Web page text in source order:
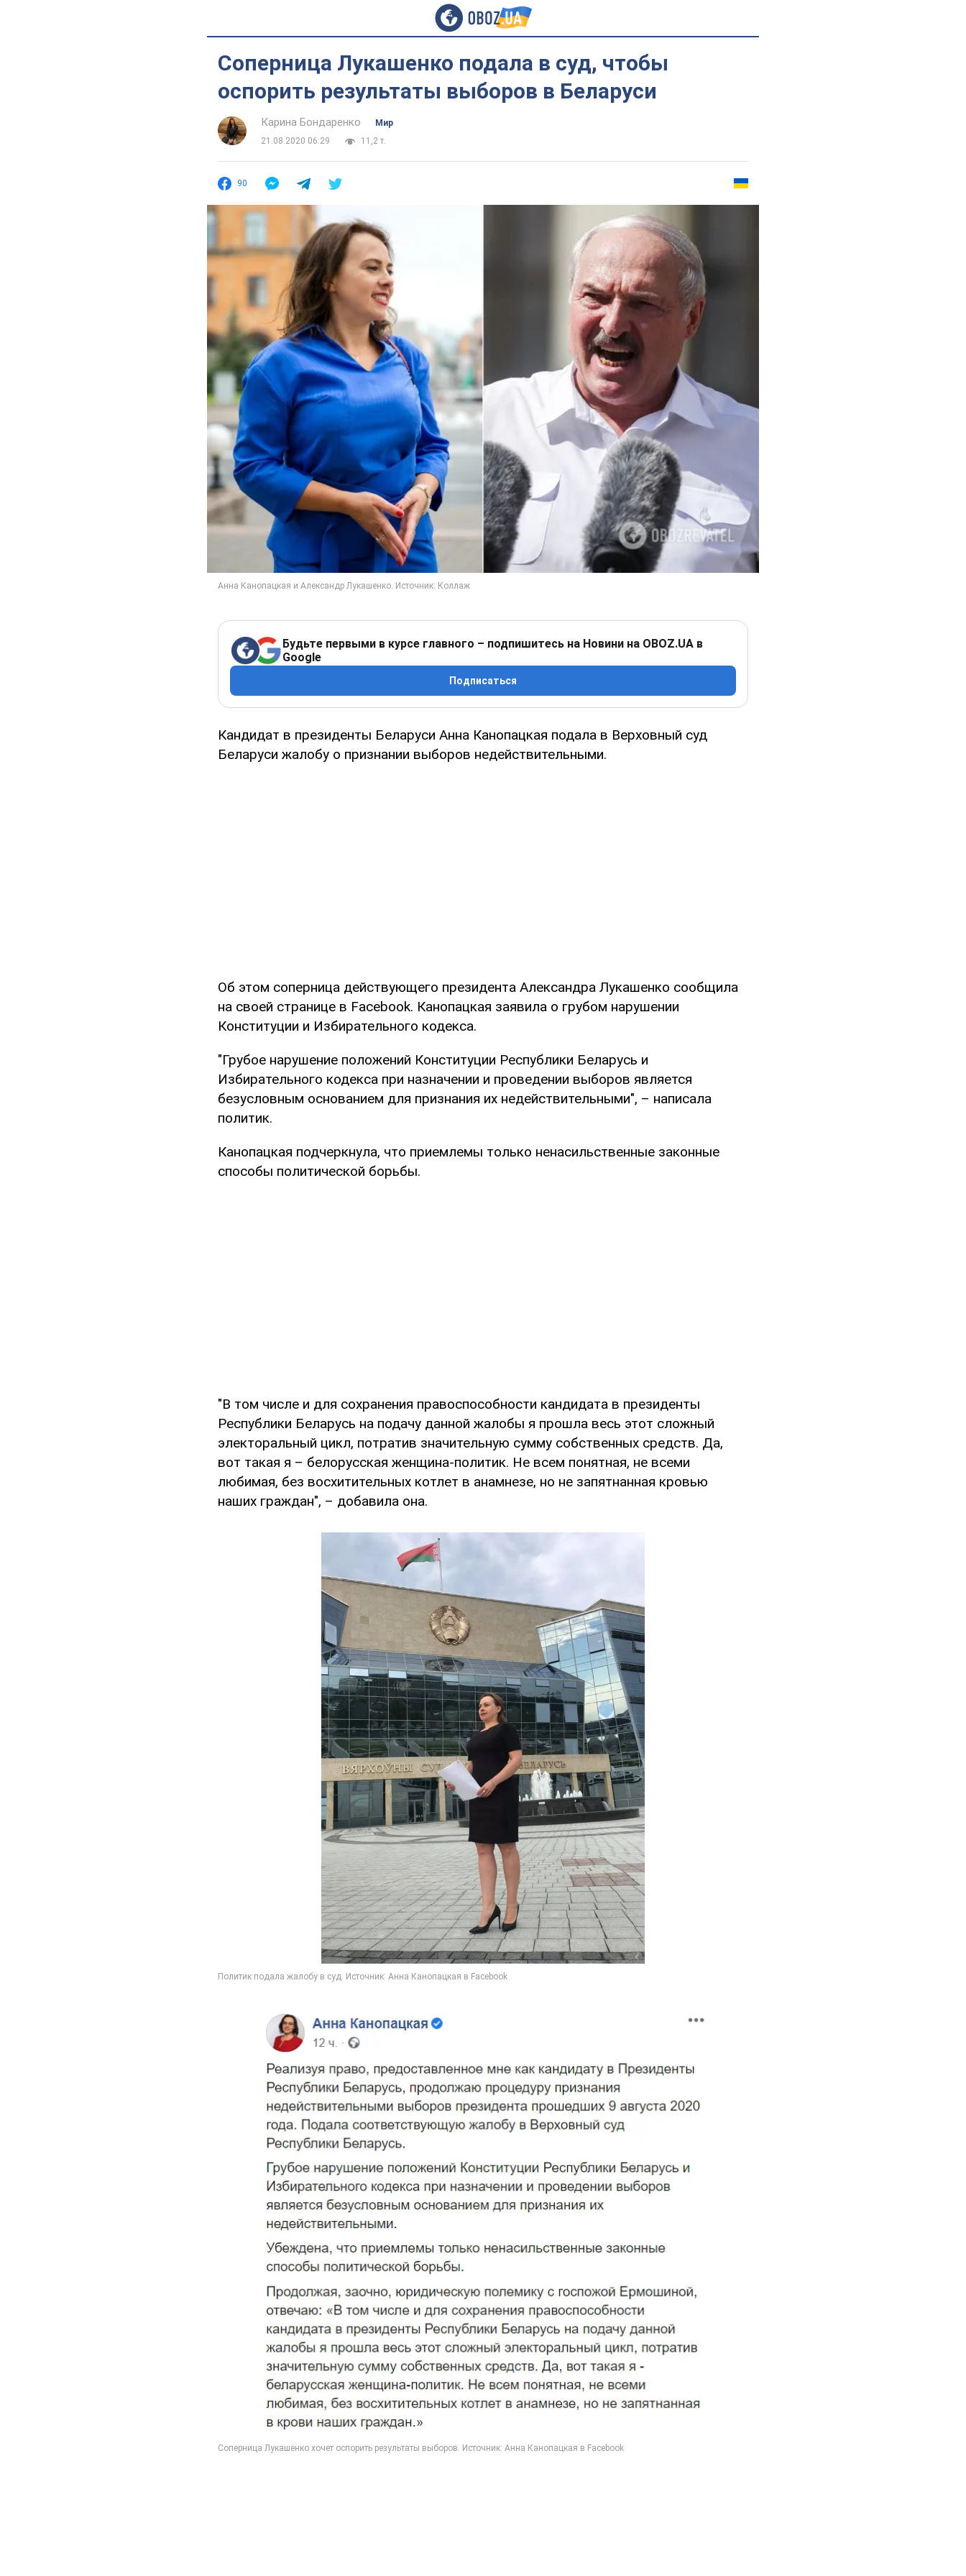
Соперница Лукашенко подала в суд, чтобы
оспорить результаты выборов в Беларуси
Карина Бондаренко
Мир
21.08.2020 06:29
11,2 т.
90
Будьте первыми в курсе главного – подпишитесь на Новини на OBOZ.UA в
Google
Подписаться
Кандидат в президенты Беларуси Анна Канопацкая подала в Верховный суд
Беларуси жалобу о признании выборов недействительными.
Об этом соперница действующего президента Александра Лукашенко сообщила
на своей странице в Facebook. Канопацкая заявила о грубом нарушении
Конституции и Избирательного кодекса.
"Грубое нарушение положений Конституции Республики Беларусь и
Избирательного кодекса при назначении и проведении выборов является
безусловным основанием для признания их недействительными", – написала
политик.
Канопацкая подчеркнула, что приемлемы только ненасильственные законные
способы политической борьбы.
"В том числе и для сохранения правоспособности кандидата в президенты
Республики Беларусь на подачу данной жалобы я прошла весь этот сложный
электоральный цикл, потратив значительную сумму собственных средств. Да,
вот такая я – белорусская женщина-политик. Не всем понятная, не всеми
любимая, без восхитительных котлет в анамнезе, но не запятнанная кровью
наших граждан", – добавила она.